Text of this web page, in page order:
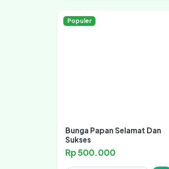
Populer
Bunga Papan Selamat Dan
Sukses
Rp 500.000